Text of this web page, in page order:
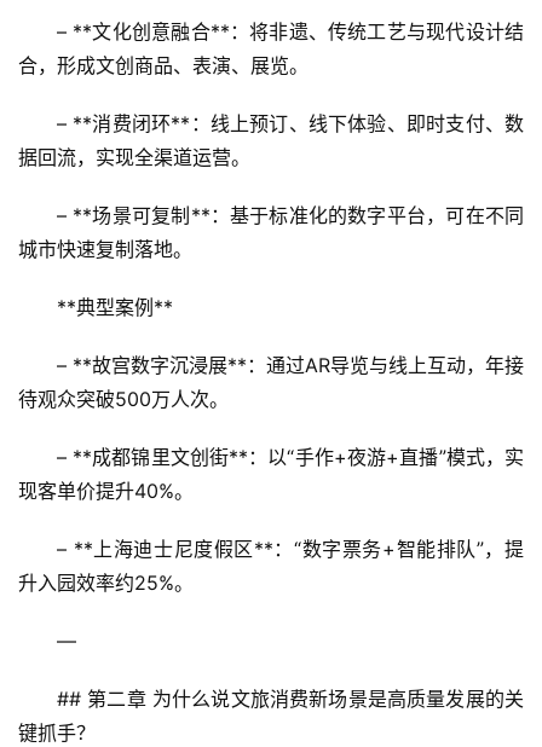
– **文化创意融合**：将非遗、传统工艺与现代设计结
合，形成文创商品、表演、展览。
– **消费闭环**：线上预订、线下体验、即时支付、数
据回流，实现全渠道运营。
– **场景可复制**：基于标准化的数字平台，可在不同
城市快速复制落地。
**典型案例**
– **故宫数字沉浸展**：通过AR导览与线上互动，年接
待观众突破500万人次。
– **成都锦里文创街**：以“手作+夜游+直播”模式，实
现客单价提升40%。
– **上海迪士尼度假区**：“数字票务+智能排队”，提
升入园效率约25%。
—
## 第二章 为什么说文旅消费新场景是高质量发展的关
键抓手？